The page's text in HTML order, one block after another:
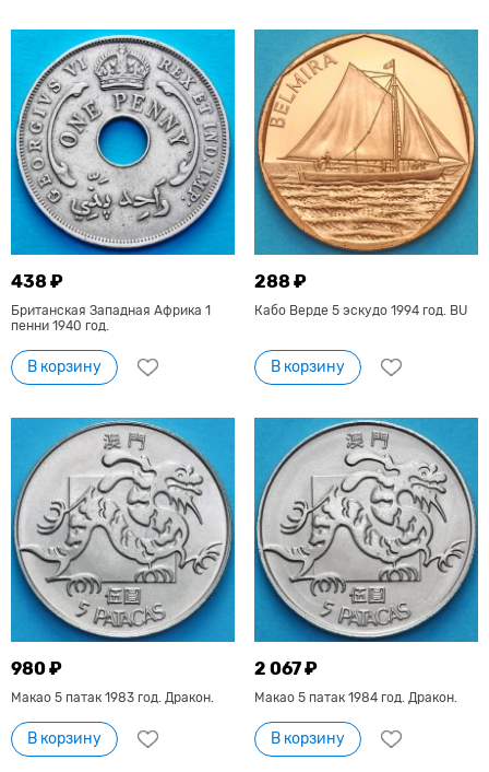
438 ₽
Британская Западная Африка 1
пенни 1940 год.
В корзину
288 ₽
Кабо Верде 5 эскудо 1994 год. BU
В корзину
980 ₽
Макао 5 патак 1983 год. Дракон.
В корзину
2 067 ₽
Макао 5 патак 1984 год. Дракон.
В корзину